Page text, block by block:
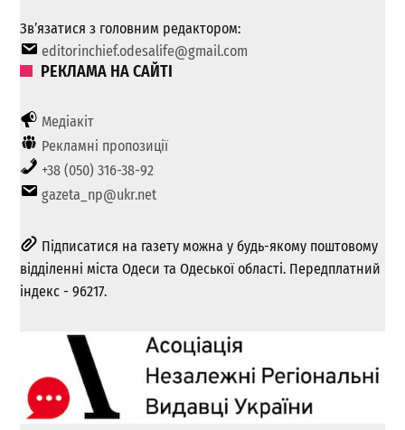
Зв’язатися з головним редактором:
editorinchief.odesalife@gmail.com
РЕКЛАМА НА САЙТІ
Медіакіт
Рекламні пропозиції
+38 (050) 316-38-92
gazeta_np@ukr.net
Підписатися на газету можна у будь-якому поштовому
відділенні міста Одеси та Одеської області. Передплатний
індекс - 96217.